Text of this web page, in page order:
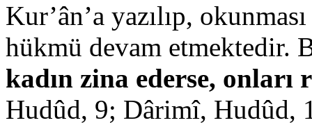
Kur’ân’a yazılıp,
hükmü devam etmektedir.
kadın zina ederse, onları
Hudûd, 9; Dârimî, Hudûd,